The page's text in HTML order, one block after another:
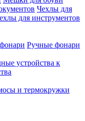
Чехлы для
для инструментов
Ручные фонари
устройства к
и термокружки